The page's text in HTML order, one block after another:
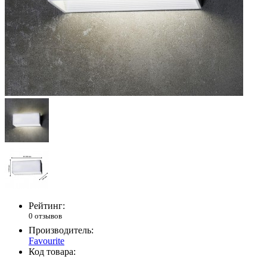
Рейтинг:
0 отзывов
Производитель:
Favourite
Код товара: